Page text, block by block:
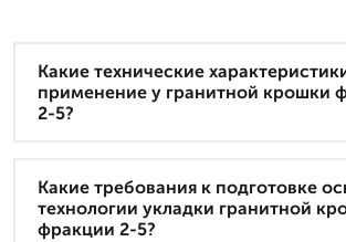
Какие технические
применение у гранитной крошки
2-5?
Какие требования к подготовке
технологии укладки гранитной
фракции 2-5?